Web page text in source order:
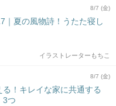
8/7 (金)
｜夏の風物詩！うたた寝し
イラストレーターもちこ
8/7 (金)
！キレイな家に共通する
3つ